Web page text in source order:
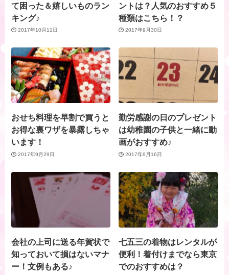
て困った＆嬉しいものラン
キング♪
2017年10月11日
ントは？人気のおすすめ５
種類はこちら！？
2017年9月30日
おせち料理を早割で買うと
お得な裏ワザを暴露しちゃ
います！
2017年9月29日
勤労感謝の日のプレゼント
は幼稚園の子供と一緒に動
画がおすすめ♪
2017年9月16日
会社の上司に送る年賀状で
知っておいて損はないマナ
ー！文例もある♪
七五三の着物はレンタルが
便利！着付けまでなら東京
でのおすすめは？